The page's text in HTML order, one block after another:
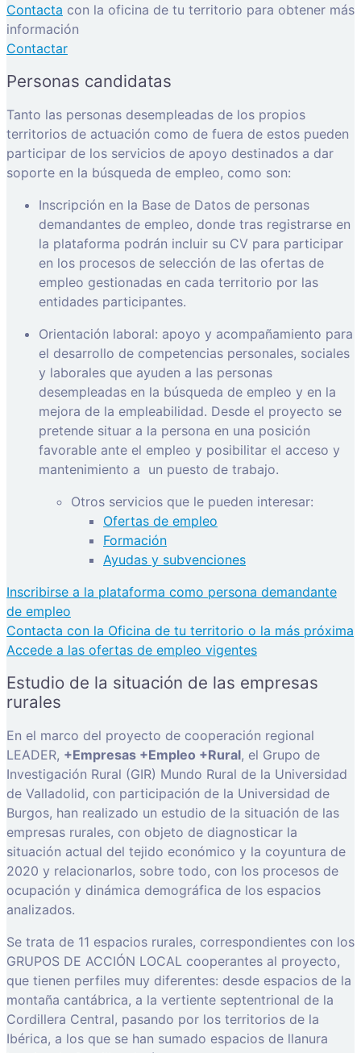
Contacta con la oficina de tu territorio para obtener más
información
Contactar
Personas candidatas
Tanto las personas desempleadas de los propios
territorios de actuación como de fuera de estos pueden
participar de los servicios de apoyo destinados a dar
soporte en la búsqueda de empleo, como son:
Inscripción en la Base de Datos de personas
demandantes de empleo, donde tras registrarse en
la plataforma podrán incluir su CV para participar
en los procesos de selección de las ofertas de
empleo gestionadas en cada territorio por las
entidades participantes.
Orientación laboral: apoyo y acompañamiento para
el desarrollo de competencias personales, sociales
y laborales que ayuden a las personas
desempleadas en la búsqueda de empleo y en la
mejora de la empleabilidad. Desde el proyecto se
pretende situar a la persona en una posición
favorable ante el empleo y posibilitar el acceso y
mantenimiento a un puesto de trabajo.
Otros servicios que le pueden interesar:
Ofertas de empleo
Formación
Ayudas y subvenciones
Inscribirse a la plataforma como persona demandante
de empleo
Contacta con la Oficina de tu territorio o la más próxima
Accede a las ofertas de empleo vigentes
Estudio de la situación de las empresas
rurales
En el marco del proyecto de cooperación regional
LEADER, +Empresas +Empleo +Rural, el Grupo de
Investigación Rural (GIR) Mundo Rural de la Universidad
de Valladolid, con participación de la Universidad de
Burgos, han realizado un estudio de la situación de las
empresas rurales, con objeto de diagnosticar la
situación actual del tejido económico y la coyuntura de
2020 y relacionarlos, sobre todo, con los procesos de
ocupación y dinámica demográfica de los espacios
analizados.
Se trata de 11 espacios rurales, correspondientes con los
GRUPOS DE ACCIÓN LOCAL cooperantes al proyecto,
que tienen perfiles muy diferentes: desde espacios de la
montaña cantábrica, a la vertiente septentrional de la
Cordillera Central, pasando por los territorios de la
Ibérica, a los que se han sumado espacios de llanura